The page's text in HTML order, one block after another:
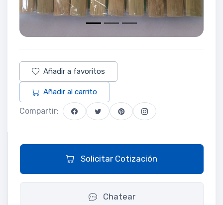
Añadir a favoritos
Añadir al carrito
Compartir:
Solicitar Cotización
Chatear